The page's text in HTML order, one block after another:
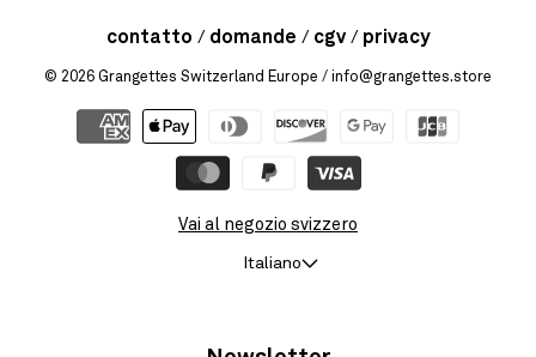
contatto domande cgv privacy
© 2026 Grangettes Switzerland Europe / info@grangettes.store
Vai al negozio svizzero
Italiano